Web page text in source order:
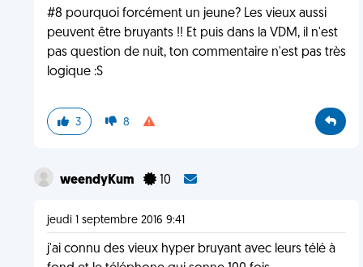
#8 pourquoi forcément un jeune? Les vieux aussi
peuvent être bruyants !! Et puis dans la VDM, il n'est
pas question de nuit, ton commentaire n'est pas très
logique :S
3 8
weendyKum 10
jeudi 1 septembre 2016 9:41
j'ai connu des vieux hyper bruyant avec leurs télé à